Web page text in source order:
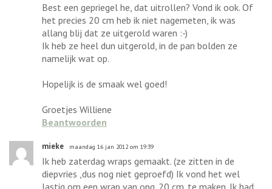
Best een gepriegel he, dat uitrollen? Vond ik ook. Of
het precies 20 cm heb ik niet nagemeten, ik was
allang blij dat ze uitgerold waren :-)
Ik heb ze heel dun uitgerold, in de pan bolden ze
namelijk wat op.
Hopelijk is de smaak wel goed!
Groetjes Williene
Beantwoorden
mieke maandag 16 jan 2012 om 19:39
Ik heb zaterdag wraps gemaakt. (ze zitten in de
diepvries ,dus nog niet geproefd) Ik vond het wel
lastig om een wrap van ong. 20 cm. te maken. Ik had